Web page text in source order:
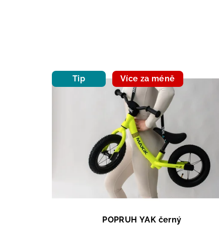
Tip Více za méně
POPRUH YAK černý